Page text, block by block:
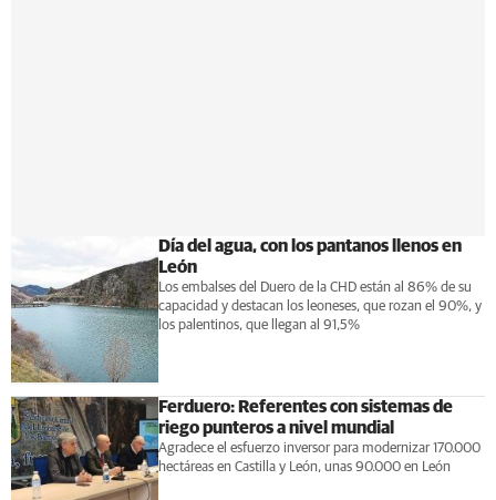
Día del agua, con los pantanos llenos en
León
Los embalses del Duero de la CHD están al 86% de su
capacidad y destacan los leoneses, que rozan el 90%, y
los palentinos, que llegan al 91,5%
Ferduero: Referentes con sistemas de
riego punteros a nivel mundial
Agradece el esfuerzo inversor para modernizar 170.000
hectáreas en Castilla y León, unas 90.000 en León